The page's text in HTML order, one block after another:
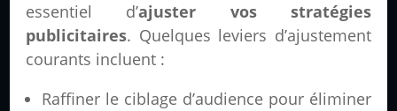
essentiel d’ajuster vos stratégies
publicitaires. Quelques leviers d’ajustement
courants incluent :
Raffiner le ciblage d’audience pour éliminer